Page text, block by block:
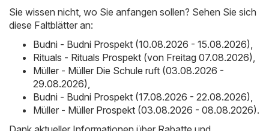
Sie wissen nicht, wo Sie anfangen sollen? Sehen Sie sich
diese Faltblätter an:
Budni - Budni Prospekt (10.08.2026 - 15.08.2026),
Rituals - Rituals Prospekt (von Freitag 07.08.2026),
Müller - Müller Die Schule ruft (03.08.2026 -
29.08.2026),
Budni - Budni Prospekt (17.08.2026 - 22.08.2026),
Müller - Müller Prospekt (03.08.2026 - 08.08.2026).